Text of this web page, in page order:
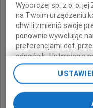
Wyborczej sp. z o. o.
na Twoim urządzeniu
chwili zmienić swoje
ponownie wywołując
preferencjami dot.
odnośnik „Ustawienia
przechodząc do sekcji
Zmiana ustawień
pomocą ustawień